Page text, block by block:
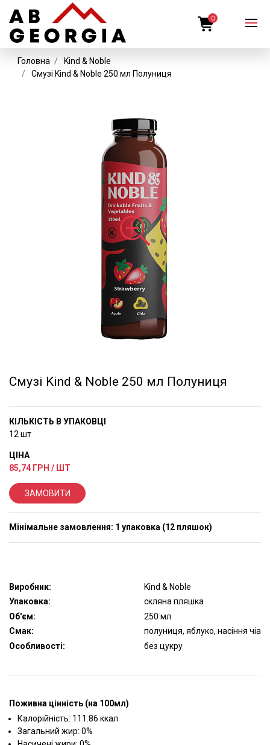
0
Головна
Kind & Noble
Смузі Kind & Noble 250 мл Полуниця
Смузі Kind & Noble 250 мл Полуниця
КІЛЬКІСТЬ В УПАКОВЦІ
12 шт
ЦІНА
85,74 ГРН / ШТ
ЗАМОВИТИ
Мінімальне замовлення: 1 упаковка (12 пляшок)
Виробник:
Kind & Noble
Упаковка:
скляна пляшка
Об'єм:
250 мл
Смак:
полуниця, яблуко, насіння чіа
Особливості:
без цукру
Поживна цінність (на 100мл)
Калорійність: 111.86 ккал
Загальний жир: 0%